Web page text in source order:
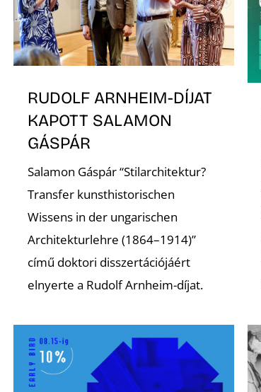
RUDOLF ARNHEIM-DÍJAT
KAPOTT SALAMON
GÁSPÁR
Salamon Gáspár “Stilarchitektur?
Transfer kunsthistorischen
Wissens in der ungarischen
Architekturlehre (1864–1914)”
című doktori disszertációjáért
elnyerte a Rudolf Arnheim-díjat.